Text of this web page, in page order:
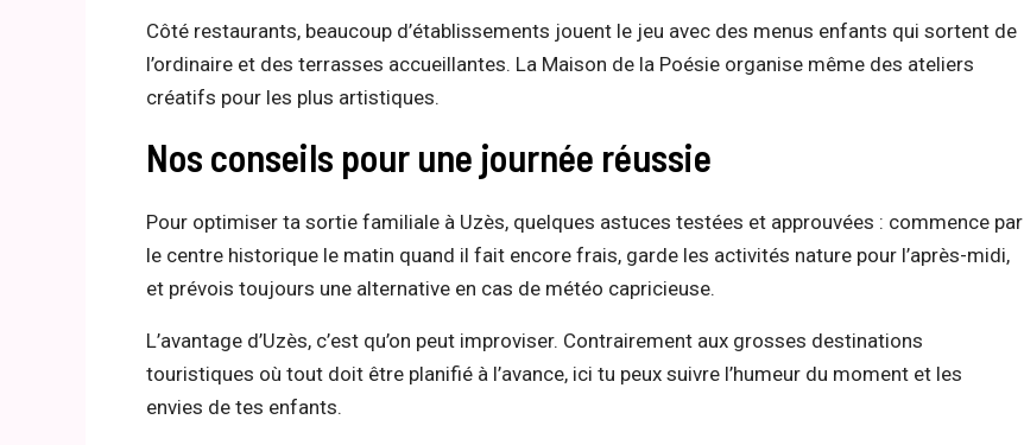
Côté restaurants, beaucoup d’établissements jouent le jeu avec des menus enfants qui sortent de
l’ordinaire et des terrasses accueillantes. La Maison de la Poésie organise même des ateliers
créatifs pour les plus artistiques.
Nos conseils pour une journée réussie
Pour optimiser ta sortie familiale à Uzès, quelques astuces testées et approuvées : commence par
le centre historique le matin quand il fait encore frais, garde les activités nature pour l’après-midi,
et prévois toujours une alternative en cas de météo capricieuse.
L’avantage d’Uzès, c’est qu’on peut improviser. Contrairement aux grosses destinations
touristiques où tout doit être planifié à l’avance, ici tu peux suivre l’humeur du moment et les
envies de tes enfants.